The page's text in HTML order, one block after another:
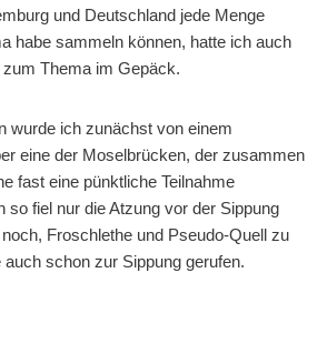
und Deutschland jede Menge
habe sammeln können, hatte ich auch
Thema im Gepäck.
wurde ich zunächst von einem
eine der Moselbrücken, der zusammen
fast eine pünktliche Teilnahme
so fiel nur die Atzung vor der Sippung
Froschlethe und Pseudo-Quell zu
schon zur Sippung gerufen.